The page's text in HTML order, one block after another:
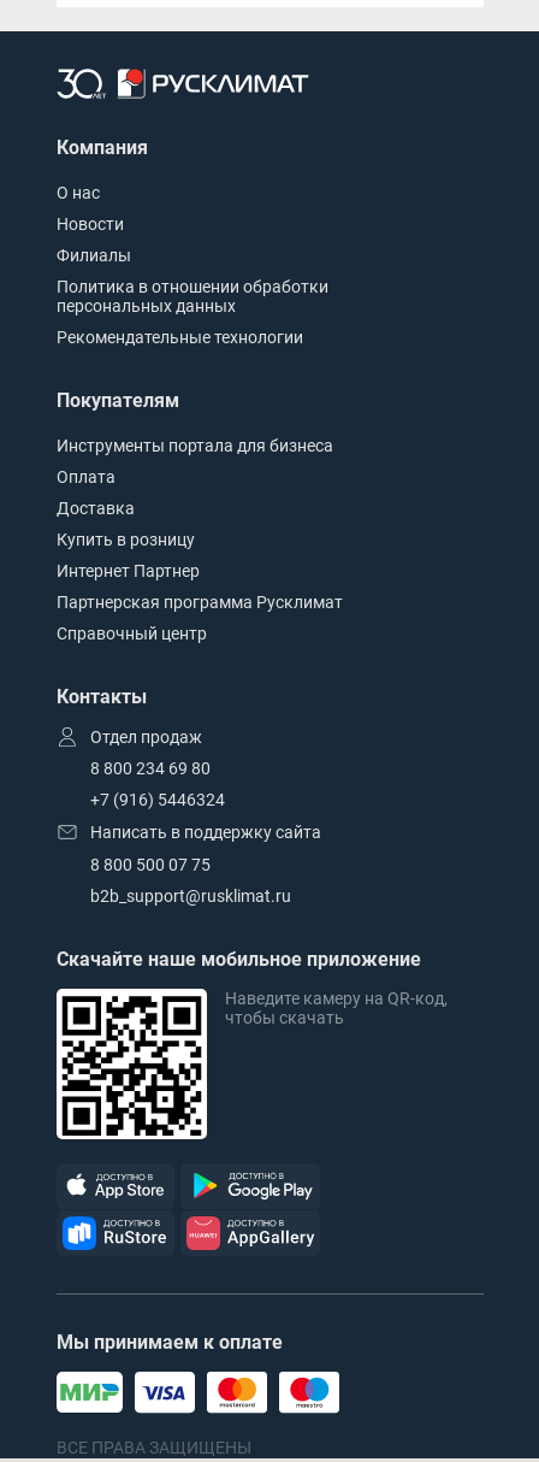
Компания
О нас
Новости
Филиалы
Политика в отношении обработки
персональных данных
Рекомендательные технологии
Покупателям
Инструменты портала для бизнеса
Оплата
Доставка
Купить в розницу
Интернет Партнер
Партнерская программа Русклимат
Справочный центр
Контакты
Отдел продаж
8 800 234 69 80
+7 (916) 5446324
Написать в поддержку сайта
8 800 500 07 75
b2b_support@rusklimat.ru
Скачайте наше мобильное приложение
Наведите камеру на QR-код,
чтобы скачать
Мы принимаем к оплате
ВСЕ ПРАВА ЗАЩИЩЕНЫ